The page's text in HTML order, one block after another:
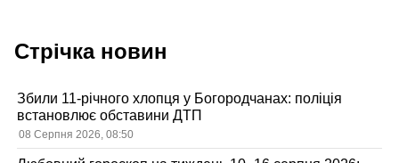
Стрічка новин
Збили 11-річного хлопця у Богородчанах: поліція
встановлює обставини ДТП
08 Серпня 2026, 08:50